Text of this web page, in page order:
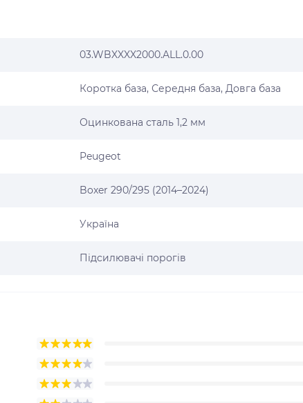
03.WBXXXX2000.ALL.0.00
Коротка база, Середня база, Довга база
Оцинкована сталь 1,2 мм
Peugeot
Boxer 290/295 (2014–2024)
Україна
Підсилювачі порогів